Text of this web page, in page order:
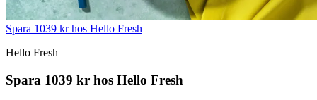
Spara 1039 kr hos Hello Fresh
Hello Fresh
Spara 1039 kr hos Hello Fresh